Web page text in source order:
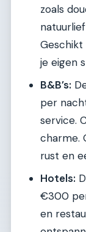
zoals
je eigen
B&B’s:
per
service.
charme.
rust en
Hotels:
€300 per
en